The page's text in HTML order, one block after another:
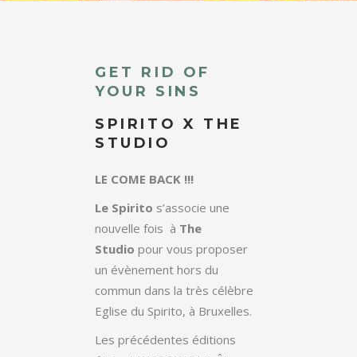
GET RID OF
YOUR SINS
SPIRITO X THE
STUDIO
LE COME BACK !!!
Le Spirito s’associe une
nouvelle fois à The
Studio pour vous proposer
un évènement hors du
commun dans la très célèbre
Eglise du Spirito, à Bruxelles.
Les précédentes éditions